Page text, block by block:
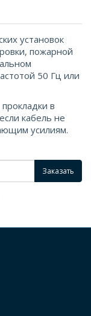
установок
пожарной
50 Гц или
в
кабель не
усилиям.
Заказать